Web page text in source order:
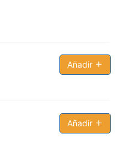
Añadir
Añadir